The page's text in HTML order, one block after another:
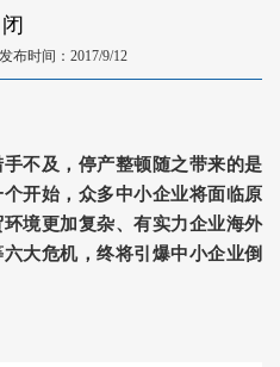
闭
布时间：2017/9/12
不及，停产整顿随之带来的是
开始，众多中小企业将面临原
境更加复杂、有实力企业海外
大危机，终将引爆中小企业倒